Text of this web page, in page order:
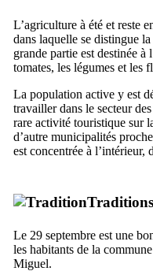
L’agriculture à été et reste
dans laquelle se distingue
grande partie est destinée à
tomates, les légumes et les
La population active y est
travailler dans le secteur
rare activité touristique sur
d’autre municipalités
est concentrée à l’intérieur,
Traditions
Le 29 septembre est une
les habitants de la
Miguel.